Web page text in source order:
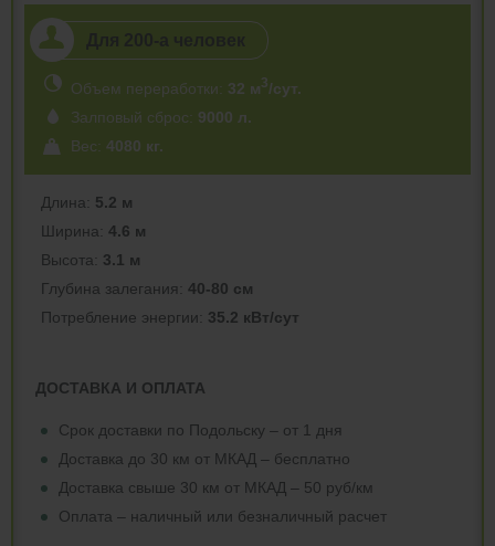
Объем переработки: 32 м3/сут.
Залповый сброс: 9000 л.
Вес: 4080 кг.
Длина: 5.2 м
Ширина: 4.6 м
Высота: 3.1 м
Глубина залегания: 40-80 см
Потреблeние энергии: 35.2 кВт/сут
ДОСТАВКА И ОПЛАТА
Срок доставки по Подольску – от 1 дня
Доставка до 30 км от МКАД – бесплатно
Доставка свыше 30 км от МКАД – 50 руб/км
Оплата – наличный или безналичный расчет